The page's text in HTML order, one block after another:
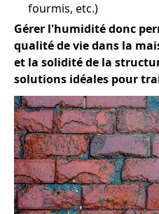
fourmis, etc.)
Gérer l'humidité donc
qualité de vie dans la
et la solidité de la
solutions idéales pour